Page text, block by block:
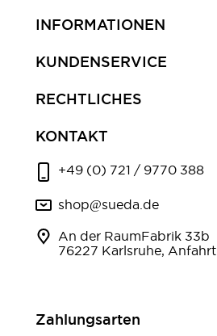
INFORMATIONEN
KUNDENSERVICE
RECHTLICHES
KONTAKT
+49 (0) 721 / 9770 388
shop@sueda.de
An der RaumFabrik 33b
76227 Karlsruhe, Anfahrt
Zahlungsarten